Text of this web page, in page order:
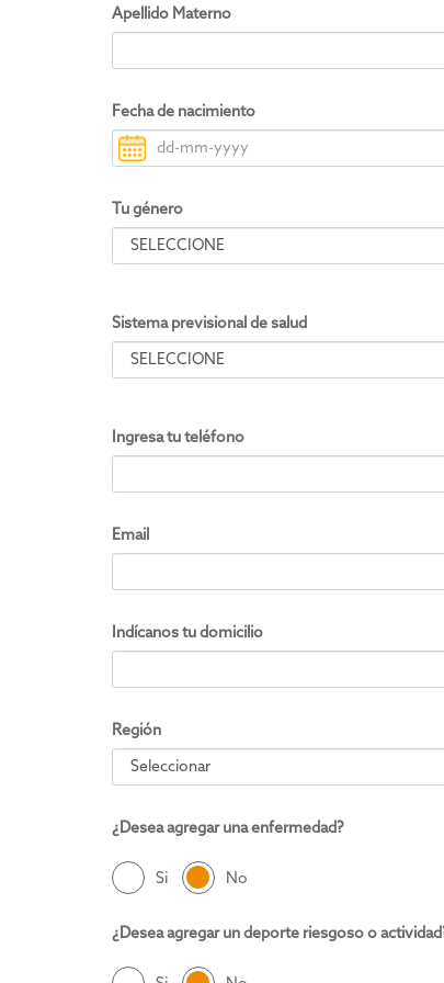
Apellido Materno
Fecha de nacimiento
Tu género
Sistema previsional de salud
Ingresa tu teléfono
Email
Indícanos tu domicilio
Región
¿Desea agregar una enfermedad?
Si No
¿Desea agregar un deporte riesgoso o